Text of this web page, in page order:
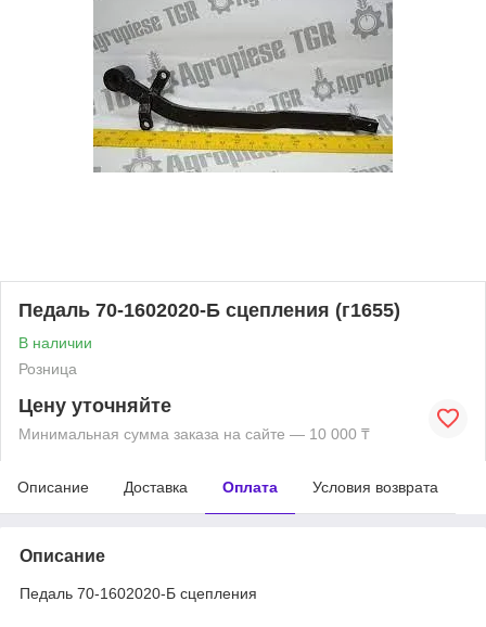
Педаль 70-1602020-Б сцепления (г1655)
В наличии
Розница
Цену уточняйте
Минимальная сумма заказа на сайте — 10 000 ₸
Описание Доставка Оплата Условия возврата
Описание
Педаль 70-1602020-Б сцепления